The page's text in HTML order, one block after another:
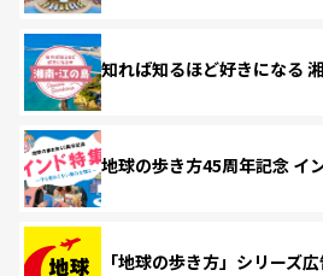
知れば知るほど好きになる
地球の歩き方45周年記念 イ
「地球の歩き方」シリーズ